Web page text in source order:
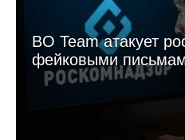
BO Team атакует
фейковыми